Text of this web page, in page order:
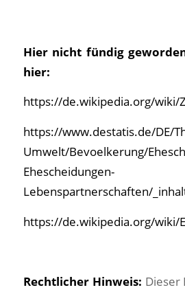
Hier nicht fündig
hier:
https://de.wikipedia.org/wiki/
https://www.destatis.de/DE/
Umwelt/Bevoelkerung/
Ehescheidungen-
Lebenspartnerschaften/
https://de.wikipedia.org/wiki/
Rechtlicher Hinweis: Dieser